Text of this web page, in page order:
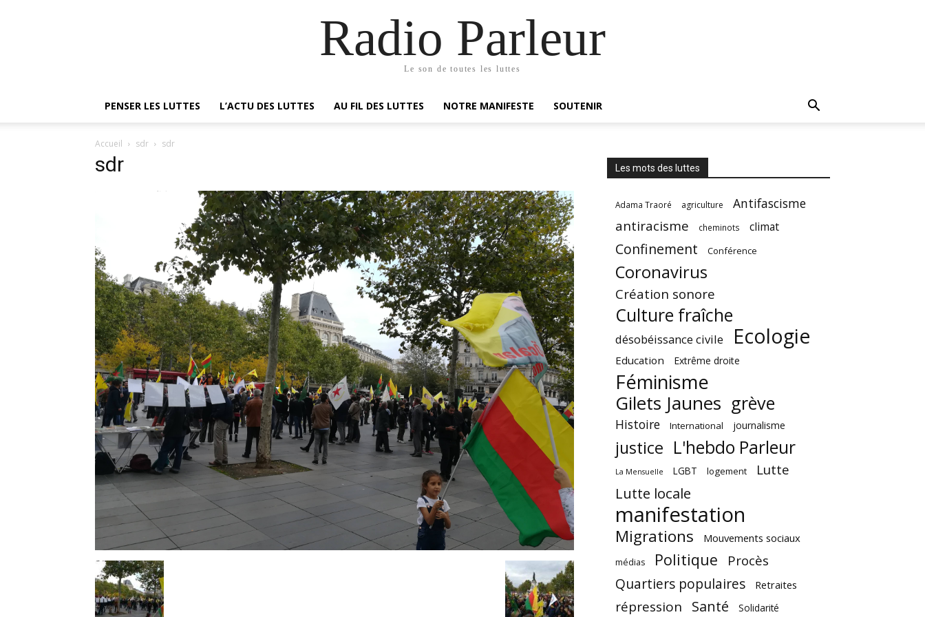
Radio Parleur
Le son de toutes les luttes
PENSER LES LUTTES L’ACTU DES LUTTES AU FIL DES LUTTES NOTRE MANIFESTE SOUTENIR
Accueil sdr sdr
sdr Les mots des luttes
Adama Traoré agriculture Antifascisme
antiracisme cheminots climat
Confinement Conférence
Coronavirus
Création sonore
Culture fraîche
désobéissance civile Ecologie
Education Extrême droite
Féminisme
Gilets Jaunes grève
Histoire International journalisme
justice L'hebdo Parleur
La Mensuelle LGBT logement Lutte
Lutte locale
manifestation
Migrations Mouvements sociaux
médias Politique Procès
Quartiers populaires Retraites
répression Santé Solidarité